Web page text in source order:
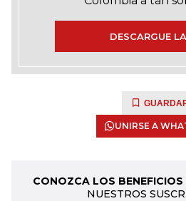
DESCARGUE
UNIRSE A
CONOZCA LOS
NUESTROS